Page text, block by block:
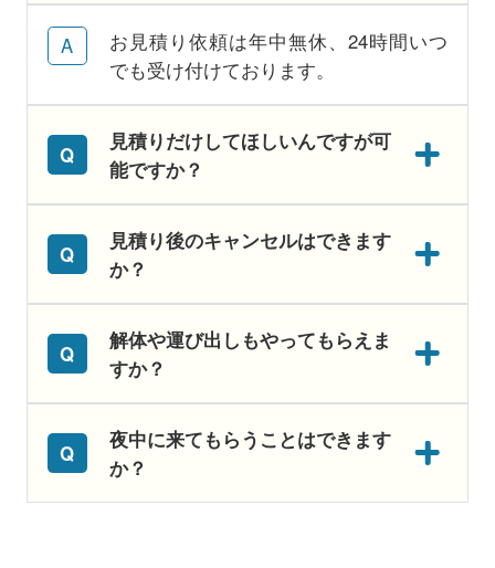
お見積り依頼は年中無休、24時間いつ
でも受け付けております。
見積りだけしてほしいんですが可
能ですか？
見積り後のキャンセルはできます
か？
解体や運び出しもやってもらえま
すか？
夜中に来てもらうことはできます
か？